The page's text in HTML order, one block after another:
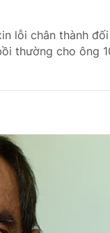
lỗi chân thành
thường cho ông